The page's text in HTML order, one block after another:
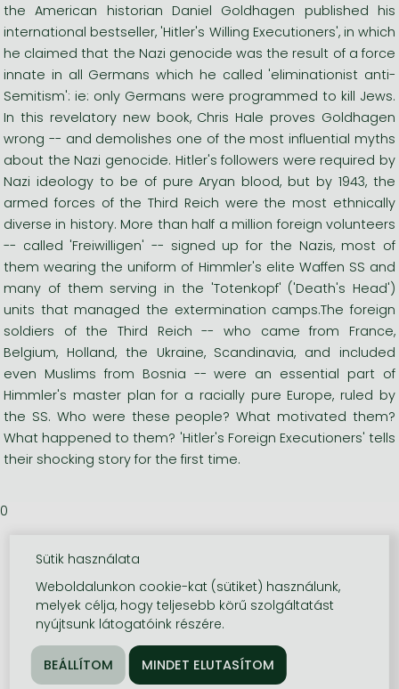
the American historian Daniel Goldhagen published his
international bestseller, 'Hitler's Willing Executioners', in which
he claimed that the Nazi genocide was the result of a force
innate in all Germans which he called 'eliminationist anti-
Semitism': ie: only Germans were programmed to kill Jews.
In this revelatory new book, Chris Hale proves Goldhagen
wrong -- and demolishes one of the most influential myths
about the Nazi genocide. Hitler's followers were required by
Nazi ideology to be of pure Aryan blood, but by 1943, the
armed forces of the Third Reich were the most ethnically
diverse in history. More than half a million foreign volunteers
-- called 'Freiwilligen' -- signed up for the Nazis, most of
them wearing the uniform of Himmler's elite Waffen SS and
many of them serving in the 'Totenkopf' ('Death's Head')
units that managed the extermination camps.The foreign
soldiers of the Third Reich -- who came from France,
Belgium, Holland, the Ukraine, Scandinavia, and included
even Muslims from Bosnia -- were an essential part of
Himmler's master plan for a racially pure Europe, ruled by
the SS. Who were these people? What motivated them?
What happened to them? 'Hitler's Foreign Executioners' tells
their shocking story for the first time.
0
Sütik használata
Weboldalunkon cookie-kat (sütiket) használunk,
melyek célja, hogy teljesebb körű szolgáltatást
nyújtsunk látogatóink részére.